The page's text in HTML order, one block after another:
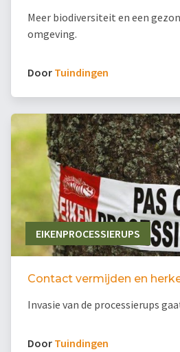
Meer biodiversiteit en een
omgeving.
Door Tuindingen
EIKENPROCESSIERUPS
Contact vermijden en
Invasie van de processierups
Door Tuindingen